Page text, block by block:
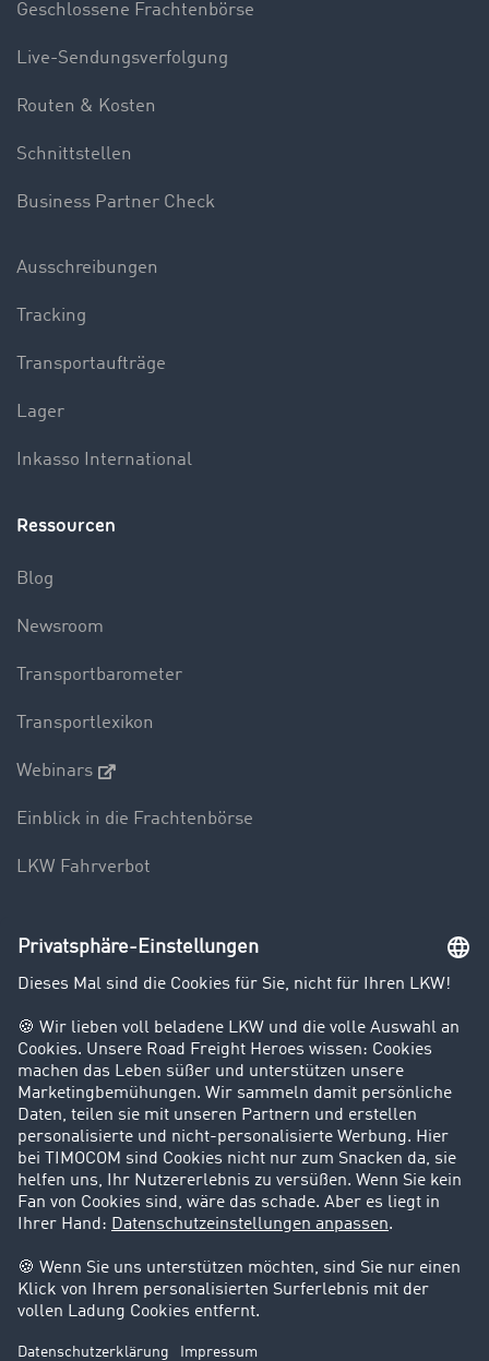
Geschlossene Frachtenbörse
Live-Sendungsverfolgung
Routen & Kosten
Schnittstellen
Business Partner Check
Ausschreibungen
Tracking
Transportaufträge
Lager
Inkasso International
Ressourcen
Blog
Newsroom
Transportbarometer
Transportlexikon
Webinars
Einblick in die Frachtenbörse
LKW Fahrverbot
Unternehmen
Kunden werben Kunden
Success Stories
Karriere
Support
Kontakt
Rechtliches
Impressum
AGB